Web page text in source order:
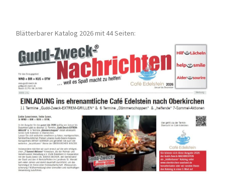
Blätterbarer Katalog 2026 mit 44 Seiten: